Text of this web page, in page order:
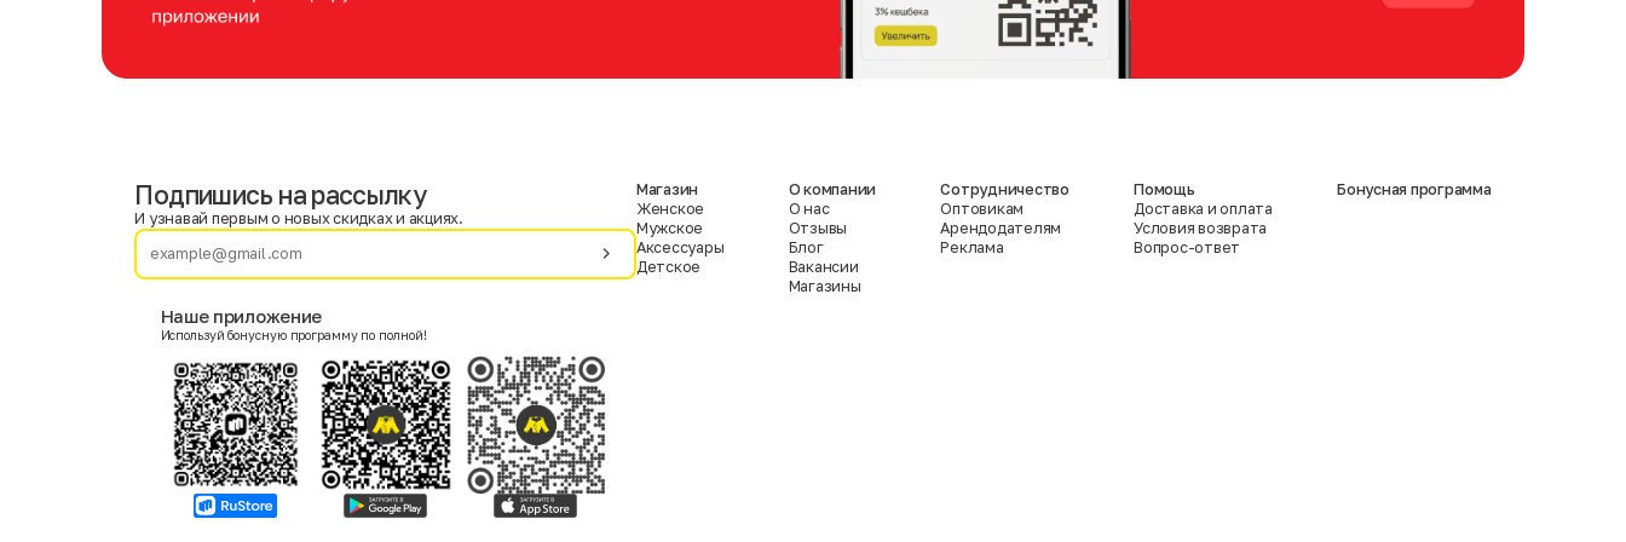
Фамилия
Женский
Согласие на получение чеков по электронной почте
Подпишись на рассылку
И узнавай первым о новых скидках и акциях.
Наше приложение
Используй бонусную программу по полной!
Магазин
Женское
Мужское
Аксессуары
Детское
О компании
О нас
Отзывы
Блог
Вакансии
Магазины
Сотрудничество
Оптовикам
Арендодателям
Реклама
Помощь
Доставка и оплата
Условия возврата
Вопрос-ответ
Бонусная программа